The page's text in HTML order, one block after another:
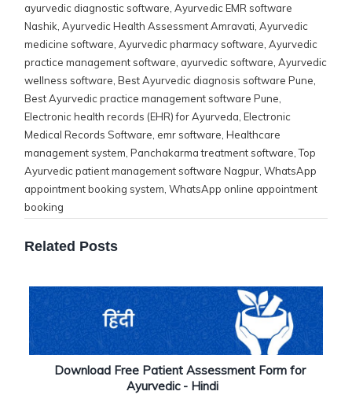
ayurvedic diagnostic software Ayurvedic EMR software
Nashik Ayurvedic Health Assessment Amravati Ayurvedic
medicine software Ayurvedic pharmacy software Ayurvedic
practice management software ayurvedic software Ayurvedic
wellness software Best Ayurvedic diagnosis software Pune
Best Ayurvedic practice management software Pune
Electronic health records (EHR) for Ayurveda Electronic
Medical Records Software emr software Healthcare
management system Panchakarma treatment software ,Top
Ayurvedic patient management software Nagpur, WhatsApp
appointment booking system WhatsApp online appointment
booking
Download Free Patient Assessment Form for
Ayurvedic - Hindi
Related Posts